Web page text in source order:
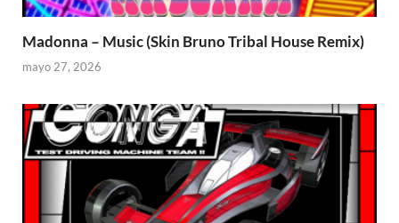
Madonna – Music (Skin Bruno Tribal House Remix)
mayo 27, 2026